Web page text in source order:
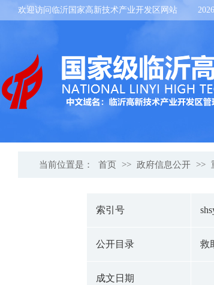
欢迎访问临沂国家高新技术产业开发区网站
当前位置是： 首页 >> 政府信息公开 >>
索引号
公开目录 救
成文日期